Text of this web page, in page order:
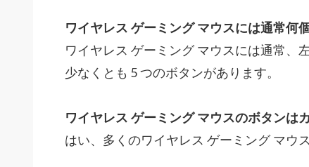
ワイヤレス ゲーミング マウスには通常何
ワイヤレス ゲーミング マウスには通常、
少なくとも 5 つのボタンがあります。
ワイヤレス ゲーミング マウスのボタンは
はい、多くのワイヤレス ゲーミング マウ